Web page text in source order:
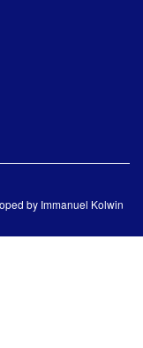
by Immanuel Kolwin